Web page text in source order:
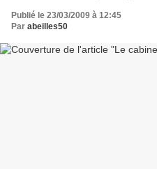
Publié le 23/03/2009 à 12:45
Par abeilles50